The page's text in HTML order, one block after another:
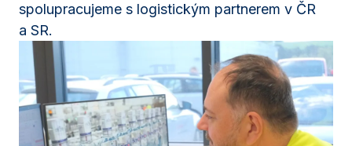
spolupracujeme s logistickým partnerem v ČR
a SR.